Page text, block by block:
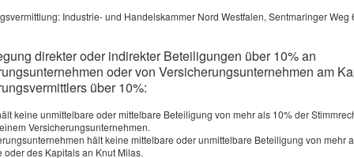
zählt die Polizei in Deutschland jährlich –
sollte seinen Versicherungsschutz prüfen. Natürlich haftet die
man nicht zu hause ist. Wer die eigenen vier Wände
als
Industrie- und Handelskammer Nord Westfalen, Sentmaringer Weg
direkter oder indirekter Beteiligungen über 10% an
oder von Versicherungsunternehmen am
über 10%:
keine unmittelbare oder mittelbare Beteiligung von mehr als 10% der
Versicherungsunternehmen.
hält keine mittelbare oder unmittelbare Beteiligung von mehr
oder des Kapitals an Knut Milas.